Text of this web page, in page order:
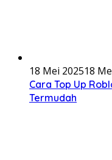
18 Mei 202518
Cara Top Up
Termudah